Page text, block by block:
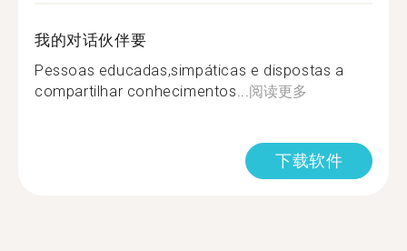
我的对话伙伴要
Pessoas educadas,simpáticas e dispostas a
compartilhar conhecimentos...阅读更多
下载软件